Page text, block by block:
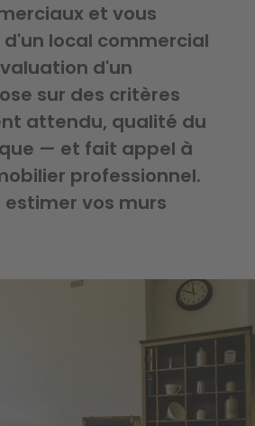
et vous
local commercial
d'un
sur des critères
attendu, qualité du
— et fait appel à
professionnel.
vos murs